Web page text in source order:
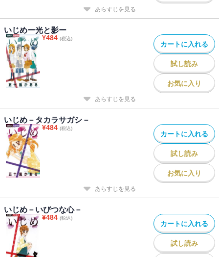
あらすじを見る
いじめー光と影ー
¥484 (税込)
カートに入れる
試し読み
お気に入り
あらすじを見る
いじめ－タカラサガシ－
¥484 (税込)
カートに入れる
試し読み
お気に入り
あらすじを見る
いじめ－いびつな心－
¥484 (税込)
カートに入れる
試し読み